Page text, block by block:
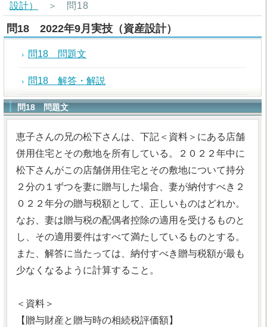
設計）
＞ 問18
問18 2022年9月実技（資産設計）
問18 問題文
問18 解答・解説
問18 問題文
恵子さんの兄の松下さんは、下記＜資料＞にある店舗
併用住宅とその敷地を所有している。２０２２年中に
松下さんがこの店舗併用住宅とその敷地について持分
２分の１ずつを妻に贈与した場合、妻が納付すべき２
０２２年分の贈与税額として、正しいものはどれか。
なお、妻は贈与税の配偶者控除の適用を受けるものと
し、その適用要件はすべて満たしているものとする。
また、解答に当たっては、納付すべき贈与税額が最も
少なくなるように計算すること。
＜資料＞
【贈与財産と贈与時の相続税評価額】